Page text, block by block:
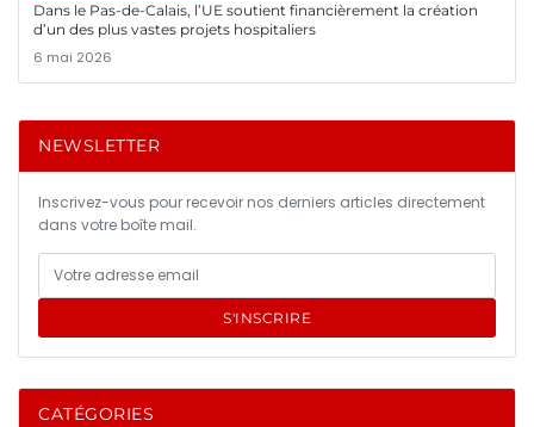
Dans le Pas-de-Calais, l’UE soutient financièrement la création
d’un des plus vastes projets hospitaliers
6 mai 2026
NEWSLETTER
Inscrivez-vous pour recevoir nos derniers articles directement
dans votre boîte mail.
S'INSCRIRE
CATÉGORIES